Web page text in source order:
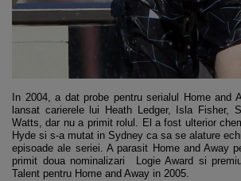
In 2004, a dat probe pentru serialul Home and
lansat carierele lui Heath Ledger, Isla Fisher,
Watts, dar nu a primit rolul. El a fost ulterior
Hyde si s-a mutat in Sydney ca sa se alature
episoade ale seriei. A parasit Home and Away
primit doua nominalizari Logie Award si
Talent pentru Home and Away in 2005.